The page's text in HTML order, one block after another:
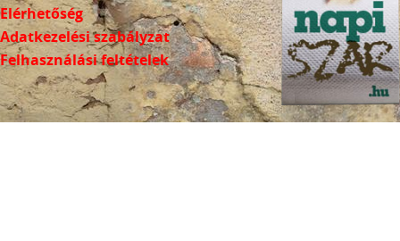
Elérhetőség
Adatkezelési szabályzat
Felhasználási feltételek